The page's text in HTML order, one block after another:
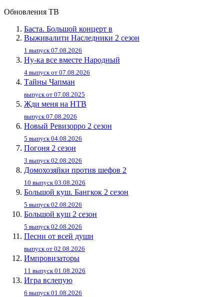
Обновления ТВ
Баста. Большой концерт в
Выживалити Наследники 2 сезон
1 выпуск 07.08.2026
Ну-ка все вместе Народный
4 выпуск от 07.08.2026
Тайны Чапман
выпуск от 07.08.2025
Жди меня на НТВ
выпуск 07.08.2026
Новый Ревизорро 2 сезон
5 выпуск 04.08.2026
Погоня 2 сезон
3 выпуск 02.08.2026
Домохозяйки против шефов 2
10 выпуск 03.08.2026
Большой куш. Бангкок 2 сезон
5 выпуск 02.08.2026
Большой куш 2 сезон
5 выпуск 02.08.2026
Песни от всей души
выпуск от 02.08.2026
Импровизаторы
11 выпуск 01.08.2026
Игра вслепую
6 выпуск 01.08.2026